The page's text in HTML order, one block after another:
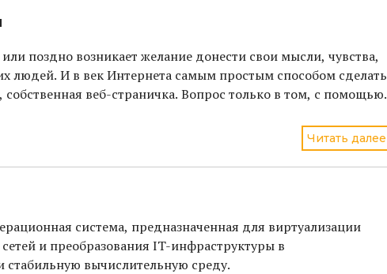
поздно возникает желание донести свои мысли, чувства,
людей. И в век Интернета самым простым способом сделать
собственная веб-страничка. Вопрос только в том, с помощью
Читать далее
система, предназначенная для виртуализации
и преобразования IT-инфраструктуры в
стабильную вычислительную среду.